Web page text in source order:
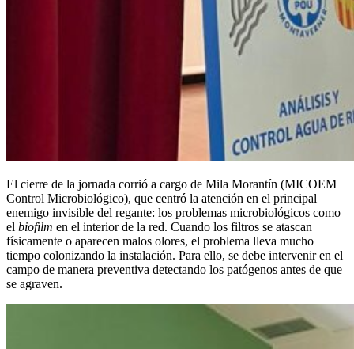
El cierre de la jornada corrió a cargo de Mila Morantín (MICOEM
Control Microbiológico), que centró la atención en el principal
enemigo invisible del regante: los problemas microbiológicos como
el biofilm en el interior de la red. Cuando los filtros se atascan
físicamente o aparecen malos olores, el problema lleva mucho
tiempo colonizando la instalación. Para ello, se debe intervenir en el
campo de manera preventiva detectando los patógenos antes de que
se agraven.